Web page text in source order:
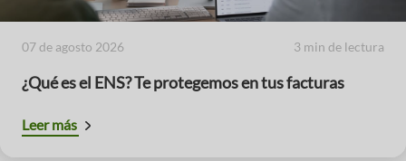
07 de agosto 2026 3 min de lectura
¿Qué es el ENS? Te protegemos en tus facturas
Leer más